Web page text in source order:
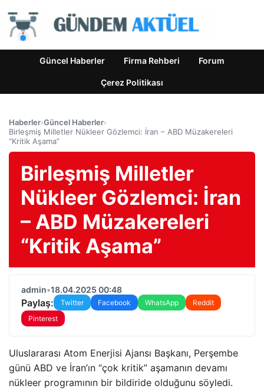
Güncel Haberler Firma Rehberi Forum
Çerez Politikası
Haberler›Güncel Haberler›
Birleşmiş Milletler Nükleer Gözlemci: İran – ABD Müzakereleri
“Kritik Aşama”
Birleşmiş Milletler
Nükleer Gözlemci: İran
– ABD Müzakereleri
“Kritik Aşama”
admin•18.04.2025 00:48
Paylaş: Twitter Facebook WhatsApp
Reddit
Pinterest
Uluslararası Atom Enerjisi Ajansı Başkanı, Perşembe
günü ABD ve İran’ın “çok kritik” aşamanın devamı
nükleer programının bir bildiride olduğunu söyledi.